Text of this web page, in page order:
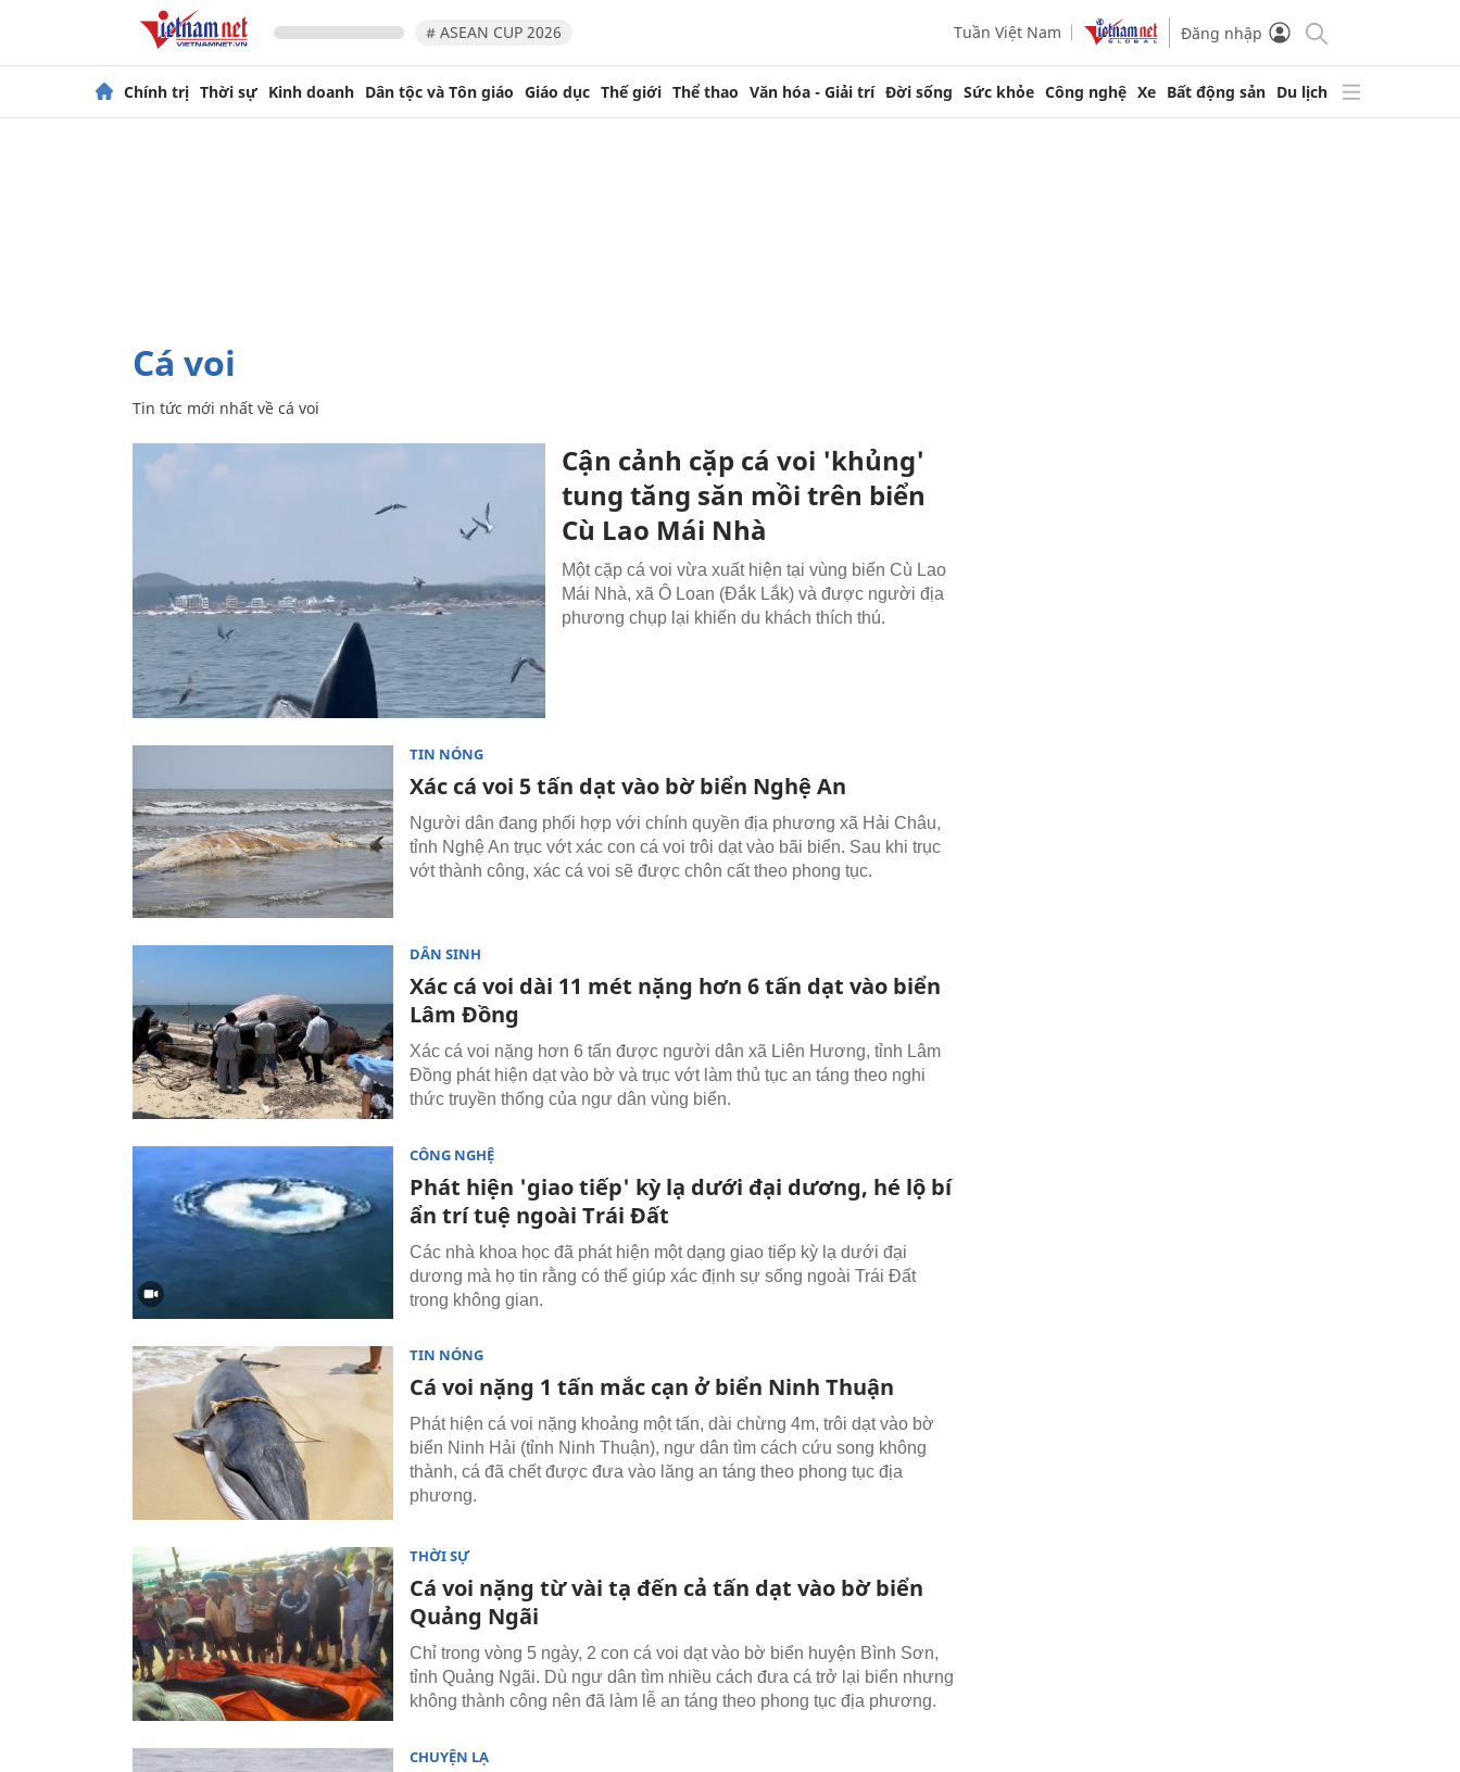
# ASEAN CUP 2026 Tuần Việt Nam Đăng nhập
Chính trị Thời sự Kinh doanh Dân tộc và Tôn giáo Giáo dục Thế giới Thể thao Văn hóa - Giải trí Đời sống Sức khỏe Công nghệ Xe Bất động sản Du lịch
cá voi
Tin tức mới nhất về cá voi
Cận cảnh cặp cá voi 'khủng'
tung tăng săn mồi trên biển
Cù Lao Mái Nhà
Một cặp cá voi vừa xuất hiện tại vùng biển Cù Lao
Mái Nhà, xã Ô Loan (Đắk Lắk) và được người địa
phương chụp lại khiến du khách thích thú.
TIN NÓNG
Xác cá voi 5 tấn dạt vào bờ biển Nghệ An
Người dân đang phối hợp với chính quyền địa phương xã Hải Châu,
tỉnh Nghệ An trục vớt xác con cá voi trôi dạt vào bãi biển. Sau khi trục
vớt thành công, xác cá voi sẽ được chôn cất theo phong tục.
DÂN SINH
Xác cá voi dài 11 mét nặng hơn 6 tấn dạt vào biển
Lâm Đồng
Xác cá voi nặng hơn 6 tấn được người dân xã Liên Hương, tỉnh Lâm
Đồng phát hiện dạt vào bờ và trục vớt làm thủ tục an táng theo nghi
thức truyền thống của ngư dân vùng biển.
CÔNG NGHỆ
Phát hiện 'giao tiếp' kỳ lạ dưới đại dương, hé lộ bí
ẩn trí tuệ ngoài Trái Đất
Các nhà khoa học đã phát hiện một dạng giao tiếp kỳ lạ dưới đại
dương mà họ tin rằng có thể giúp xác định sự sống ngoài Trái Đất
trong không gian.
TIN NÓNG
Cá voi nặng 1 tấn mắc cạn ở biển Ninh Thuận
Phát hiện cá voi nặng khoảng một tấn, dài chừng 4m, trôi dạt vào bờ
biển Ninh Hải (tỉnh Ninh Thuận), ngư dân tìm cách cứu song không
thành, cá đã chết được đưa vào lăng an táng theo phong tục địa
phương.
THỜI SỰ
Cá voi nặng từ vài tạ đến cả tấn dạt vào bờ biển
Quảng Ngãi
Chỉ trong vòng 5 ngày, 2 con cá voi dạt vào bờ biển huyện Bình Sơn,
tỉnh Quảng Ngãi. Dù ngư dân tìm nhiều cách đưa cá trở lại biển nhưng
không thành công nên đã làm lễ an táng theo phong tục địa phương.
CHUYỆN LẠ